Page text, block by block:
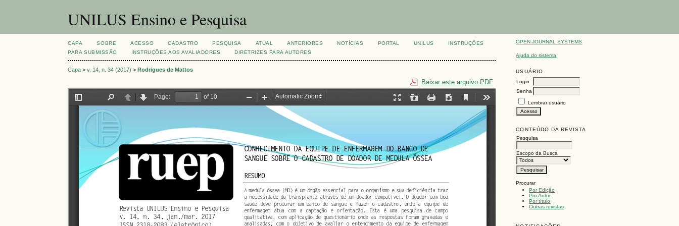
UNILUS Ensino e Pesquisa
OPEN JOURNAL SYSTEMS
Ajuda do sistema
USUÁRIO
Login
Senha
Lembrar usuário
CONTEÚDO DA REVISTA
Pesquisa
Escopo da Busca
Procurar
Por Edição
Por Autor
Por título
Outras revistas
CAPA SOBRE ACESSO CADASTRO PESQUISA ATUAL ANTERIORES NOTÍCIAS PORTAL UNILUS
INSTRUÇÕES
PARA SUBMISSÃO
INSTRUÇÕES AOS AVALIADORES DIRETRIZES PARA AUTORES
Capa >v. 14, n. 34 (2017) >Rodrigues de Mattos
Baixar este arquivo PDF